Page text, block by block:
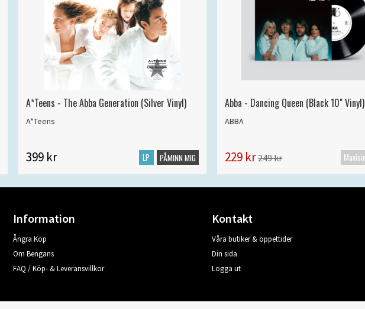
A*Teens - The Abba Generation (Silver Vinyl)
A*Teens
399 kr LP PÅMINN MIG
Abba - Dancing Queen (Black 10" Vinyl)
ABBA
229 kr249 kr
Information
Ångra Köp
Om Bengans
FAQ / Köp- & Leveransvillkor
Kontakt
Våra butiker & öppettider
Din sida
Logga ut